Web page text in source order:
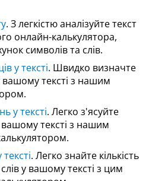
. З легкістю аналізуйте текст
онлайн-калькулятора,
символів та слів.
у тексті. Швидко визначте
вашому тексті з нашим
у тексті. Легко з'ясуйте
вашому тексті з нашим
. Легко знайте кількість
слів у вашому тексті з цим